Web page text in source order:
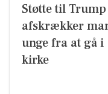
Støtte til Trump
afskrækker
unge fra at gå i
kirke